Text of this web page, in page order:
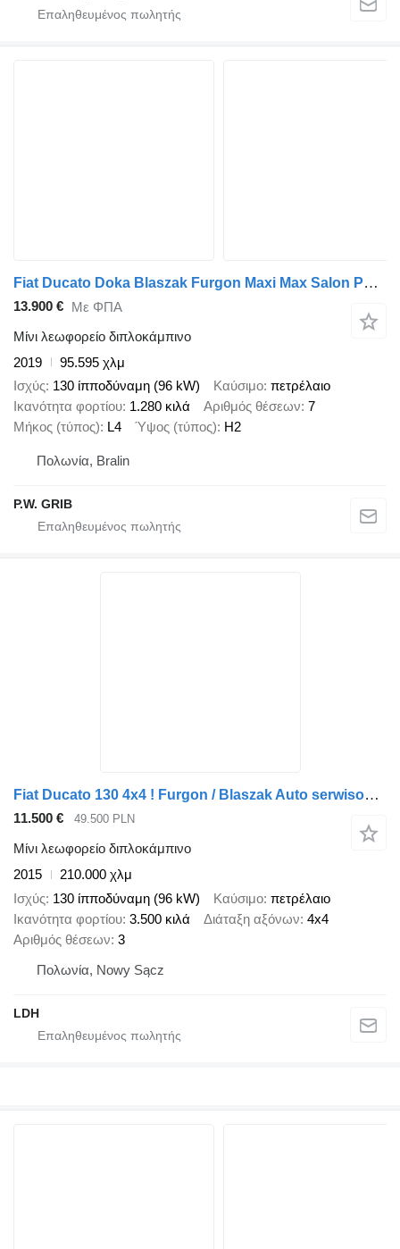
Fiat Ducato Doka Blaszak Furgon Maxi Max Salon PL, Jeden właścic L4H2
13.900 € Με ΦΠΑ
Μίνι λεωφορείο διπλοκάμπινο
2019
95.595 χλμ
Ισχύς 130 ίπποδύναμη (96 kW) Καύσιμο πετρέλαιο
Ικανότητα φορτίου 1.280 κιλά Αριθμός θέσεων 7
Μήκος (τύπος) L4 Ύψος (τύπος) H2
Πολωνία, Bralin
P.W. GRIB
Fiat Ducato 130 4x4 ! Furgon / Blaszak Auto serwisowe ! Klima !
11.500 € 49.500 PLN
Μίνι λεωφορείο διπλοκάμπινο
2015
210.000 χλμ
Ισχύς 130 ίπποδύναμη (96 kW) Καύσιμο πετρέλαιο
Ικανότητα φορτίου 3.500 κιλά Διάταξη αξόνων 4x4
Αριθμός θέσεων 3
Πολωνία, Nowy Sącz
LDH